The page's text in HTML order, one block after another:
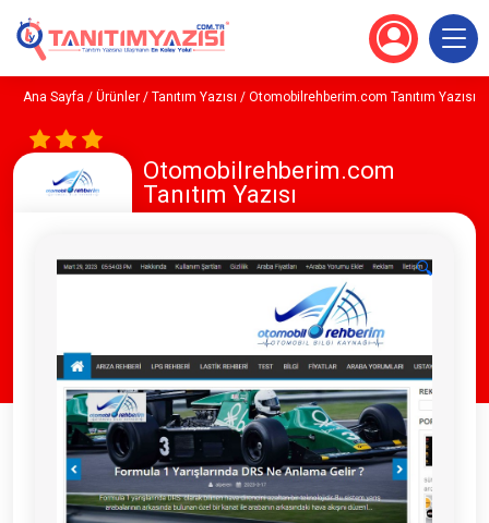
Ana Sayfa / Ürünler / Tanıtım Yazısı / Otomobilrehberim.com Tanıtım Yazısı
Otomobilrehberim.com
Tanıtım Yazısı
🔍